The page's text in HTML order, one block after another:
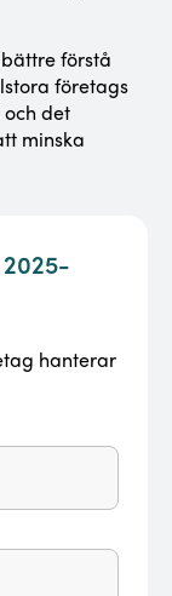
förstå
företags
det
minska
hanterar